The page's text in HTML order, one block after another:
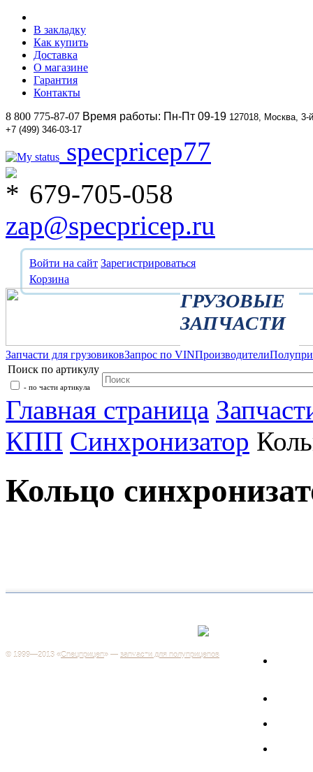
В закладку
Как купить
Доставка
О магазине
Гарантия
Контакты
8 800 775-87-07 Время работы: Пн-Пт 09-19 127018, Москва,
+7 (499) 346-03-17
specpricep77
679-705-058
zap@specpricep.ru
Войти на сайт Зарегистрироваться
Корзина
ГРУЗОВЫЕ
ЗАПЧАСТИ
Запчасти для грузовиковЗапрос по VINПроизводители
Поиск по артикулу
- по части артикула
Главная страница
КПП Синхронизатор
Кольцо
© 1999—2013 «Спецприцеп» — запчасти для полуприцепов